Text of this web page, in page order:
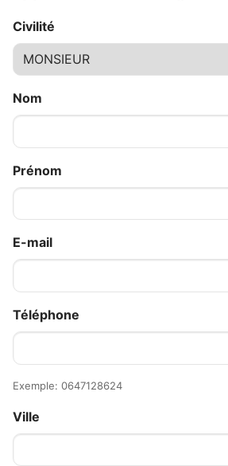
Civilité
Nom
Prénom
E-mail
Téléphone
Exemple: 0647128624
Ville